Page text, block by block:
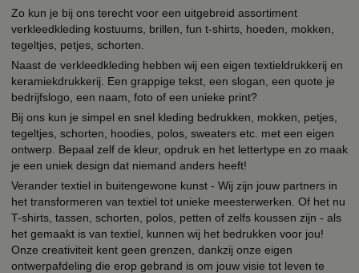
Zo kun je bij ons terecht voor een uitgebreid assortiment
verkleedkleding kostuums, brillen, fun t-shirts, hoeden, mokken,
tegeltjes, petjes, schorten.
Naast de verkleedkleding hebben wij een eigen textieldrukkerij en
keramiekdrukkerij. Een grappige tekst, een slogan, een quote je
bedrijfslogo, een naam, foto of een unieke print?
Bij ons kun je simpel en snel kleding bedrukken, mokken, petjes,
tegeltjes, schorten, hoodies, polos, sweaters etc. met een eigen
ontwerp. Bepaal zelf de kleur, opdruk en het lettertype en zo maak
je een uniek design dat niemand anders heeft!
Verander textiel in buitengewone kunst - Wij zijn jouw partners in
het transformeren van textiel tot unieke meesterwerken. Of het nu
T-shirts, tassen, schorten, polos, petten of zelfs koussen zijn - als
het gemaakt is van textiel, kunnen wij het bedrukken voor jou!
Onze creativiteit kent geen grenzen, dankzij onze eigen
ontwerpafdeling die erop gebrand is om jouw visie tot leven te